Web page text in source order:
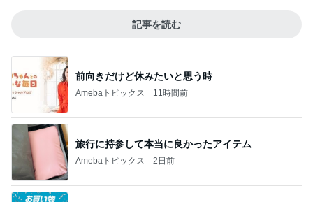
記事を読む
前向きだけど休みたいと思う時
Amebaトピックス 11時間前
旅行に持参して本当に良かったアイテム
Amebaトピックス 2日前